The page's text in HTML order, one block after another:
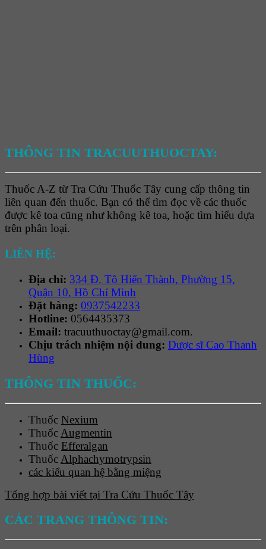
THÔNG TIN TRACUUTHUOCTAY:
Thuốc A-Z từ Tra Cứu Thuốc Tây cung cấp thông tin
liên quan đến thuốc. Bạn có thể tìm đọc về các thuốc
được kê toa cũng như không kê toa, hoặc tìm hiểu dựa
trên phân loại.
LIÊN HỆ:
Địa chỉ: 334 Đ. Tô Hiến Thành, Phường 15,
Quận 10, Hồ Chí Minh
Đặt hàng: 0937542233
Hotline: 0564435373
Email: tracuuthuoctay@gmail.com.
Chịu trách nhiệm nội dung: Dược sĩ Cao Thanh
Hùng
THÔNG TIN THUỐC:
Thuốc Nexium
Thuốc Augmentin
Thuốc Efferalgan
Thuốc Alphachymotrypsin
các kiểu quan hệ bằng miệng
Tổng hợp bài viết tại Tra Cứu Thuốc Tây
CÁC TRANG THÔNG TIN: